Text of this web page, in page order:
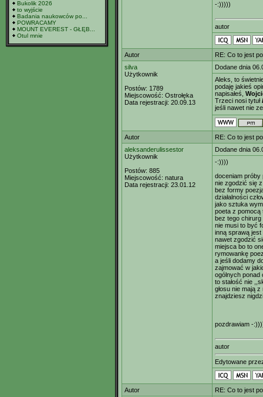
Bukolik 2026
to wyjście
Badania naukowców po...
POWRACAMY
MOUNT EVEREST - GŁĘB...
Otul mnie
-:)))))
autor
Autor
RE: Co to jest
silva
Użytkownik
Postów: 1789
Miejscowość: Ostrołęka
Data rejestracji: 20.09.13
Dodane dnia
Aleks, to
podaję jakieś
napisałeś,
Trzeci nosi tytuł
jeśli nawet nie
Autor
RE: Co to jest
aleksanderulissestor
Użytkownik
Postów: 885
Miejscowość: natura
Data rejestracji: 23.01.12
Dodane dnia
-:))))
doceniam próby
nie zgodzić się
bez formy
działalności
jako sztuka
poeta z pomocą
bez tego chirurg
nie musi to być
inną sprawą
nawet zgodzić
miejsca bo to
rymowankę
a jeśli dodamy
zajmować w
ogólnych ponad
to stałość nie
głosu nie mają
znajdziesz
pozdrawiam -
autor
Edytowane
Autor
RE: Co to jest